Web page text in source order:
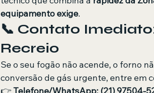
equipamento exige.
​📞 Contato
Recreio
​Se o seu fogão não acende, o forno
conversão de gás urgente, entre em